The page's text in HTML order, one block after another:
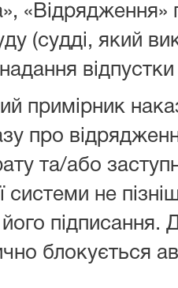
«Відрядження»
(судді, який
відпустки
про
та/або
системи не
підписання.
блокується